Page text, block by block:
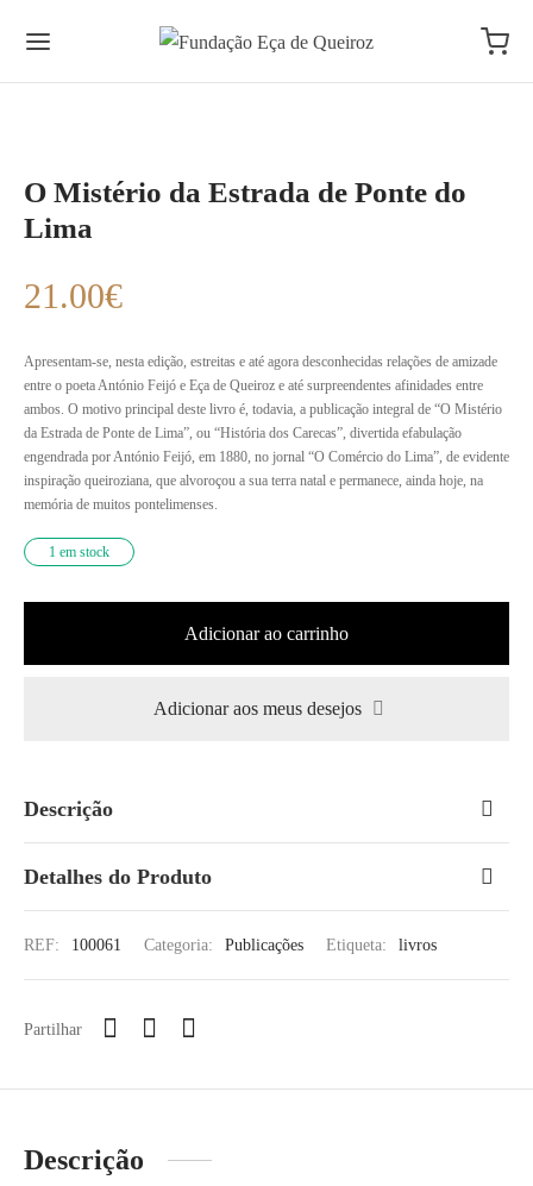
O Mistério da Estrada de Ponte do
Lima
21.00€
Apresentam-se, nesta edição, estreitas e até agora desconhecidas relações de amizade
entre o poeta António Feijó e Eça de Queiroz e até surpreendentes afinidades entre
ambos. O motivo principal deste livro é, todavia, a publicação integral de “O Mistério
da Estrada de Ponte de Lima”, ou “História dos Carecas”, divertida efabulação
engendrada por António Feijó, em 1880, no jornal “O Comércio do Lima”, de evidente
inspiração queiroziana, que alvoroçou a sua terra natal e permanece, ainda hoje, na
memória de muitos pontelimenses.
1 em stock
Adicionar ao carrinho
Adicionar aos meus desejos
Descrição
Detalhes do Produto
REF: 100061 Categoria: Publicações Etiqueta: livros
Partilhar
Descrição